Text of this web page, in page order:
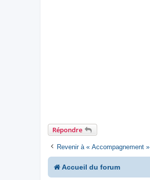
Répondre
Revenir à « Accompagnement »
Accueil du forum